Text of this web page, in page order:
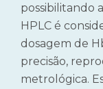
possibilitando
HPLC é
dosagem de
precisão,
metrológica.